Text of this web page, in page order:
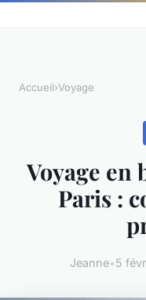
Accueil›Voyage
Voyage en
Paris :
Jeanne•5